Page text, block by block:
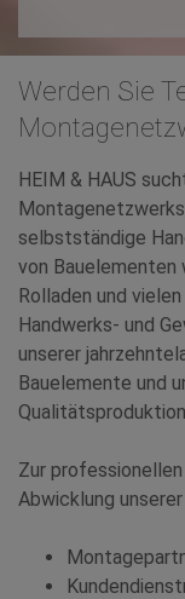
Werden Sie
HEIM & HAUS
selbstständige
von
Rolladen und
Handwerks- und
unserer
Bauelemente und
Zur
Abwicklung